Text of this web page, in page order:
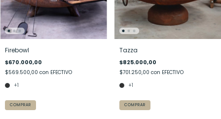
Firebowl
$670.000,00
$569.500,00 con EFECTIVO
+1
COMPRAR
Tazza
$825.000,00
$701.250,00 con EFECTIVO
+1
COMPRAR